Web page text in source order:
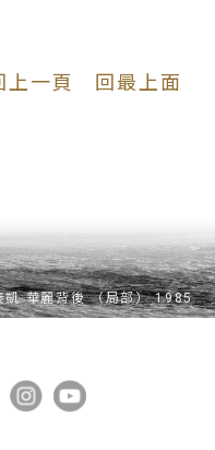
」，即將美國設定為
第八聯隊」常駐於臺
聯隊設於臺灣屏東，
安任務的「警察航空
與國際情勢之變化。
以往較為少見，但我
1928年《上山臺灣總
上一頁 回最上面